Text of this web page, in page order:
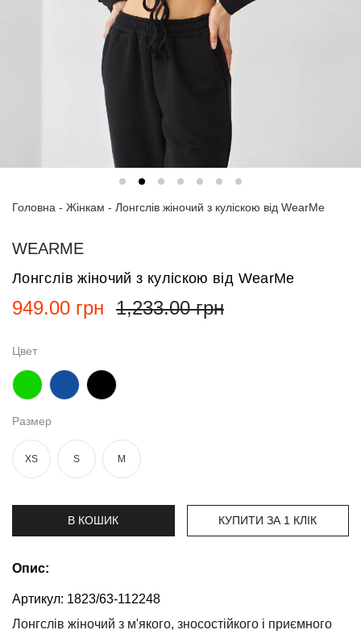
сорочки
Сукні
Піджаки
та
Футболки
та поло
Джинси
та
брюки
Топи
боді
Спідня
Шорти
Головна - Жінкам - Лонгслів жіночий з куліскою від WearMe
WEARME
Лонгслів жіночий з куліскою від WearMe
1,233.00грн
949.00 грн
Цвет
Размер
XS S M
В КОШИК КУПИТИ ЗА 1 КЛIК
Опис:
Артикул: 1823/63-112248
Лонгслів жіночий з м'якого, зносостійкого і приємного